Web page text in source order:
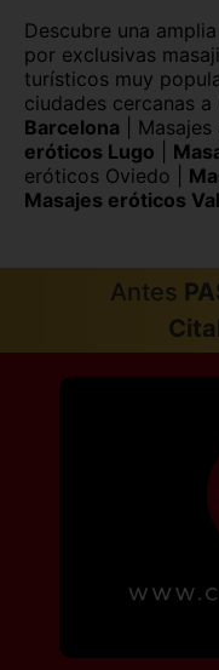
Descubre una
por exclusivas
turísticos muy
ciudades cercanas
Barcelona
eróticos Lugo
eróticos Oviedo
Masajes eróticos
Antes